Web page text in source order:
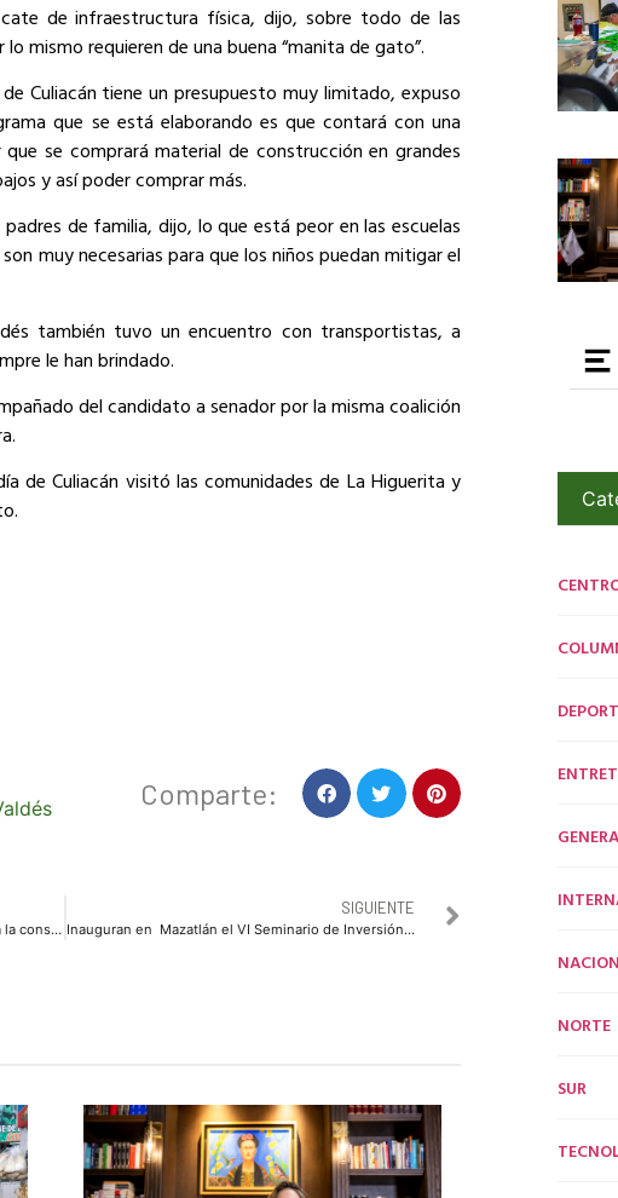
de infraestructura física, dijo, sobre todo de las
mismo requieren de una buena “manita de gato”.
Culiacán tiene un presupuesto muy limitado, expuso
que se está elaborando es que contará con una
se comprará material de construcción en grandes
y así poder comprar más.
de familia, dijo, lo que está peor en las escuelas
muy necesarias para que los niños puedan mitigar el
también tuvo un encuentro con transportistas, a
le han brindado.
del candidato a senador por la misma coalición
de Culiacán visitó las comunidades de La Higuerita y
Comparte:
Cabildo aprueba donación de terrenos para la construcción del bulevar Culiacán-Imala
SIGUIENTE
Inauguran en Mazatlán el VI Seminario de Inversión y Promoción Minera en México
NORTE
SUR